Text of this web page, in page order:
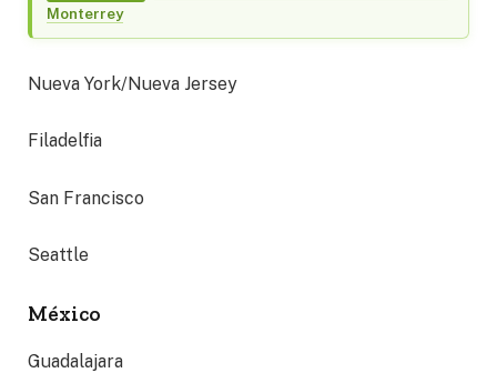
Monterrey
Nueva York/Nueva Jersey
Filadelfia
San Francisco
Seattle
México
Guadalajara